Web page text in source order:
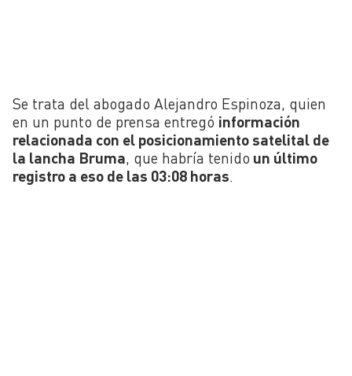
Se trata del abogado Alejandro Espinoza, quien
en un punto de prensa entregó información
relacionada con el posicionamiento satelital de
la lancha Bruma, que habría tenido un último
registro a eso de las 03:08 horas.